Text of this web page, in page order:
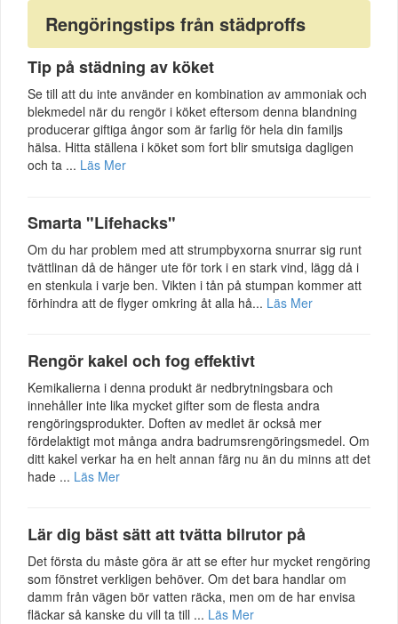
Rengöringstips från städproffs
Tip på städning av köket
Se till att du inte använder en kombination av ammoniak och
blekmedel när du rengör i köket eftersom denna blandning
producerar giftiga ångor som är farlig för hela din familjs
hälsa. Hitta ställena i köket som fort blir smutsiga dagligen
och ta ... Läs Mer
Smarta "Lifehacks"
Om du har problem med att strumpbyxorna snurrar sig runt
tvättlinan då de hänger ute för tork i en stark vind, lägg då i
en stenkula i varje ben. Vikten i tån på stumpan kommer att
förhindra att de flyger omkring åt alla hå... Läs Mer
Rengör kakel och fog effektivt
Kemikalierna i denna produkt är nedbrytningsbara och
innehåller inte lika mycket gifter som de flesta andra
rengöringsprodukter. Doften av medlet är också mer
fördelaktigt mot många andra badrumsrengöringsmedel. Om
ditt kakel verkar ha en helt annan färg nu än du minns att det
hade ... Läs Mer
Lär dig bäst sätt att tvätta bilrutor på
Det första du måste göra är att se efter hur mycket rengöring
som fönstret verkligen behöver. Om det bara handlar om
damm från vägen bör vatten räcka, men om de har envisa
fläckar så kanske du vill ta till ... Läs Mer